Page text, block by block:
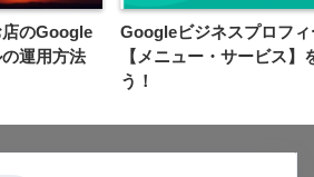
のGoogle
運用方法
Googleビジネスプロフィ
【メニュー・サービス】
う！